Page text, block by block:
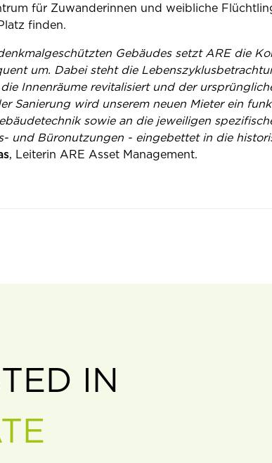
für Zuwanderinnen und weibliche
finden.
Gebäudes setzt ARE die
um. Dabei steht die
Innenräume revitalisiert und der
Sanierung wird unserem neuen Mieter ein
sowie an die jeweiligen
und Büronutzungen - eingebettet in die
, Leiterin ARE Asset Management.
IN